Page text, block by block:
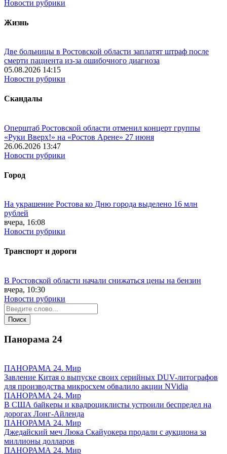
Новости рубрики
Жизнь
Две больницы в Ростовской области заплатят штраф после
смерти пациента из-за ошибочного диагноза
05.08.2026 14:15
Новости рубрики
Скандалы
Оперштаб Ростовской области отменил концерт группы
«Руки Вверх!» на «Ростов Арене» 27 июня
26.06.2026 13:47
Новости рубрики
Город
На украшение Ростова ко Дню города выделено 16 млн
рублей
вчера, 16:08
Новости рубрики
Транспорт и дороги
В Ростовской области начали снижаться цены на бензин
вчера, 10:30
Новости рубрики
Панорама 24
ПАНОРАМА 24. Мир
Завление Китая о выпуске своих серийных DUV-литографов
для производства микросхем обвалило акции NVidia
ПАНОРАМА 24. Мир
В США байкеры и квадроциклисты устроили беспредел на
дорогах Лонг-Айленда
ПАНОРАМА 24. Мир
Джедайский меч Люка Скайуокера продали с аукциона за
миллионы долларов
ПАНОРАМА 24. Мир